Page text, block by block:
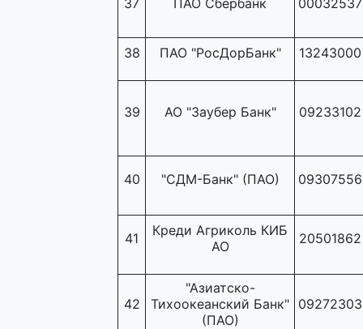
37 ПАО Сбербанк 00032537
38 ПАО "РосДорБанк" 13243000
39 АО "Заубер Банк" 09233102
40 "СДМ-Банк" (ПАО) 09307556
41
Креди Агриколь КИБ
АО
20501862
42
"Азиатско-
Тихоокеанский Банк"
(ПАО)
09272303